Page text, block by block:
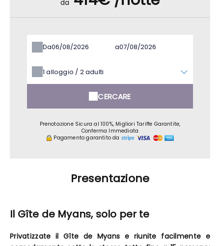
da
Da a
1alloggio / 2adulti
CERCARE
Prenotazione Sicura al 100%, Migliori Tariffe Garantite,
Conferma Immediata
Pagamento garantito da
Presentazione
Il Gîte de Myans, solo per te
Privatizzate il Gîte de Myans e riunite facilmente e